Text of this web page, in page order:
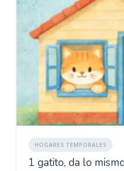
HOGARES TEMPORALES
1 gatito, da lo